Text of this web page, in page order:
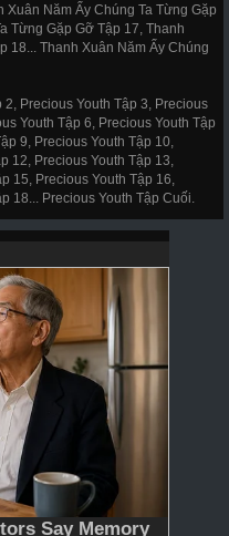
Xuân Năm Ấy Chúng Ta Từng Gặp
Từng Gặp Gỡ Tập 17, Thanh
18... Thanh Xuân Năm Ấy Chúng
Precious Youth Tập 3, Precious
Youth Tập 6, Precious Youth Tập
9, Precious Youth Tập 10,
12, Precious Youth Tập 13,
15, Precious Youth Tập 16,
18... Precious Youth Tập Cuối.